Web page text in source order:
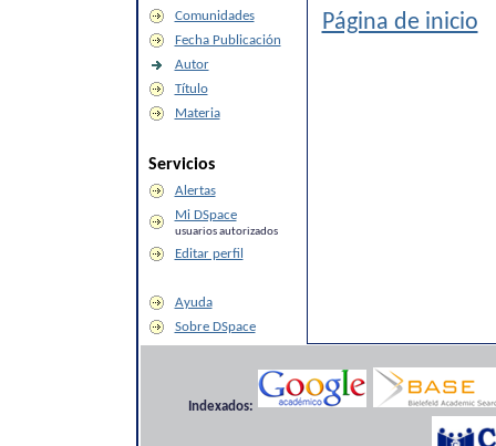
Comunidades
Fecha Publicación
Autor
Título
Materia
Servicios
Alertas
Mi DSpace
usuarios autorizados
Editar perfil
Ayuda
Sobre DSpace
Página de inicio
Indexados: